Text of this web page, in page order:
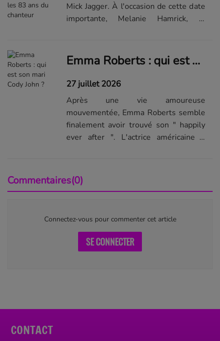
Mick Jagger. À l'occasion de cette date
importante, Melanie Hamrick, la
de lui souhaiter ses meilleurs ...Lire la
suite de l'article sur...
Emma Roberts : qui est son mari Cody John ?
27 juillet 2026
Après une vie amoureuse
mouvementée, Emma Roberts semble
finalement avoir trouvé son " happily
ever after ". L'actrice américaine a
dans l'État de l'Idaho, aux Etats-Unis.
...Lire la suite de...
Commentaires(0)
Connectez-vous pour commenter cet article
SE CONNECTER
CONTACT